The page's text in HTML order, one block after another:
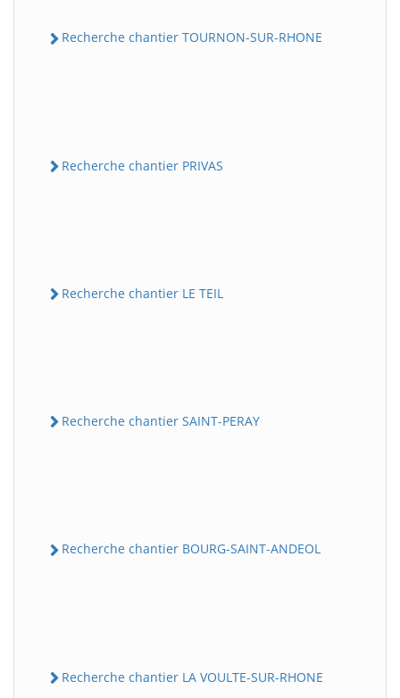
Recherche chantier TOURNON-SUR-RHONE
Recherche chantier PRIVAS
Recherche chantier LE TEIL
Recherche chantier SAINT-PERAY
Recherche chantier BOURG-SAINT-ANDEOL
Recherche chantier LA VOULTE-SUR-RHONE